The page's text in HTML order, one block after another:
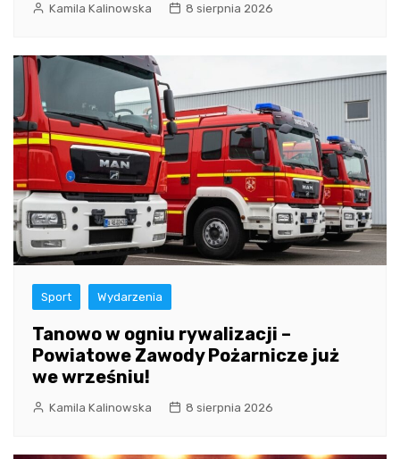
Kamila Kalinowska 8 sierpnia 2026
Sport Wydarzenia
Tanowo w ogniu rywalizacji –
Powiatowe Zawody Pożarnicze już
we wrześniu!
Kamila Kalinowska 8 sierpnia 2026